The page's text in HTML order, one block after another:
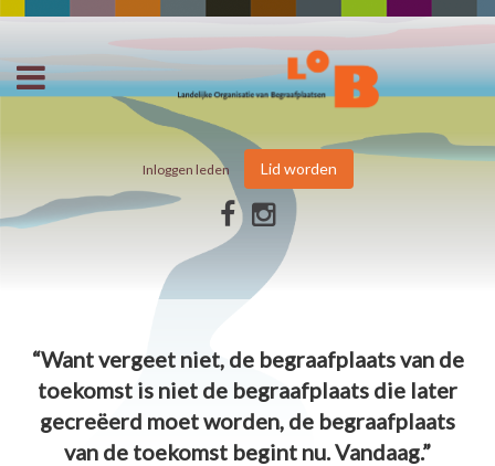
Inloggen leden Lid worden
“Want vergeet niet, de begraafplaats van de
toekomst is niet de begraafplaats die later
gecreëerd moet worden, de begraafplaats
van de toekomst begint nu. Vandaag.”